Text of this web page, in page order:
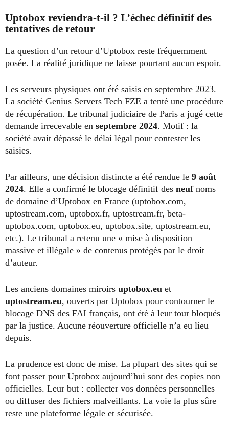
Uptobox reviendra-t-il ? L’échec définitif des
tentatives de retour
La question d’un retour d’Uptobox reste fréquemment
posée. La réalité juridique ne laisse pourtant aucun espoir.
Les serveurs physiques ont été saisis en septembre 2023.
La société Genius Servers Tech FZE a tenté une procédure
de récupération. Le tribunal judiciaire de Paris a jugé cette
demande irrecevable en septembre 2024. Motif : la
société avait dépassé le délai légal pour contester les
saisies.
Par ailleurs, une décision distincte a été rendue le 9 août
2024. Elle a confirmé le blocage définitif des neufnoms
de domaine d’Uptobox en France (uptobox.com,
uptostream.com, uptobox.fr, uptostream.fr, beta-
uptobox.com, uptobox.eu, uptobox.site, uptostream.eu,
etc.). Le tribunal a retenu une « mise à disposition
massive et illégale » de contenus protégés par le droit
d’auteur.
Les anciens domaines miroirs uptobox.eu et
uptostream.eu, ouverts par Uptobox pour contourner le
blocage DNS des FAI français, ont été à leur tour bloqués
par la justice. Aucune réouverture officielle n’a eu lieu
depuis.
La prudence est donc de mise. La plupart des sites qui se
font passer pour Uptobox aujourd’hui sont des copies non
officielles. Leur but : collecter vos données personnelles
ou diffuser des fichiers malveillants. La voie la plus sûre
reste une plateforme légale et sécurisée.